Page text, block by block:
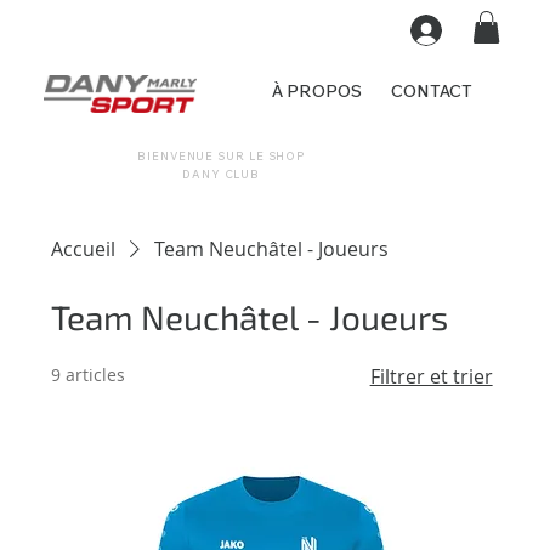
DANY CLUB
BIENVENUE SUR LE SHOP
À PROPOS CONTACT
Accueil Team Neuchâtel - Joueurs
Team Neuchâtel - Joueurs
9 articles Filtrer et trier